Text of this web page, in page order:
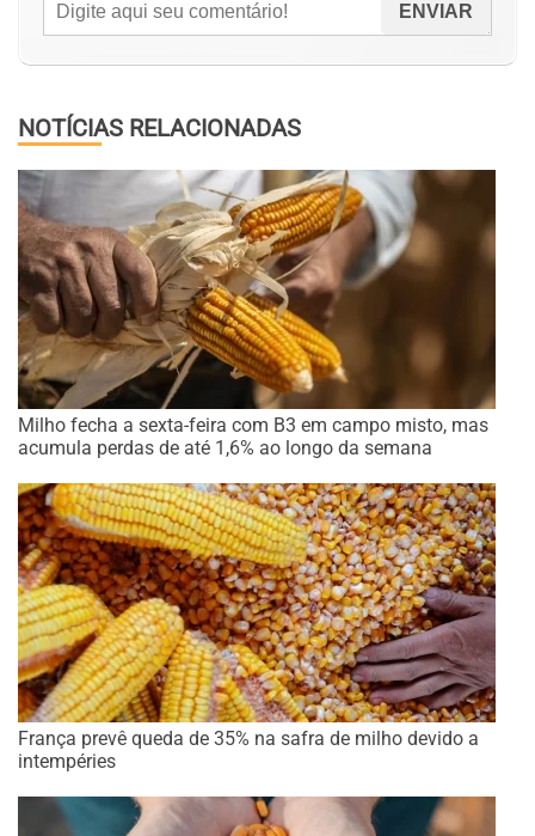
NOTÍCIAS RELACIONADAS
Milho fecha a sexta-feira com B3 em campo misto, mas
acumula perdas de até 1,6% ao longo da semana
França prevê queda de 35% na safra de milho devido a
intempéries